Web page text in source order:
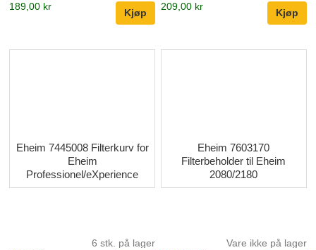
189,00 kr
209,00 kr
Eheim 7445008 Filterkurv for
Eheim
Professionel/eXperience
6 stk. på lager
Eheim 7603170
Filterbeholder til Eheim
2080/2180
Vare ikke på lager